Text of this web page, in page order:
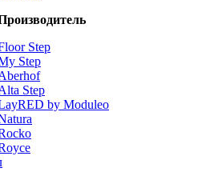
Step
Step
Step
by Moduleo